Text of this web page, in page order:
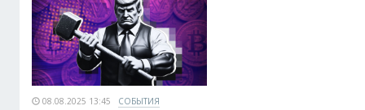
08.08.2025 13:45 СОБЫТИЯ